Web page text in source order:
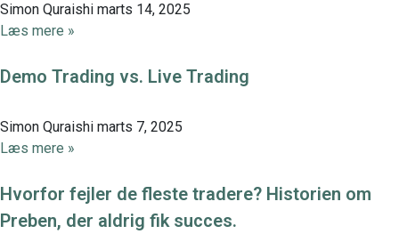
Simon Quraishi marts 14, 2025
Læs mere »
Demo Trading vs. Live Trading
Simon Quraishi marts 7, 2025
Læs mere »
Hvorfor fejler de fleste tradere? Historien om
Preben, der aldrig fik succes.